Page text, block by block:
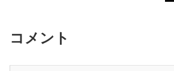
コメント